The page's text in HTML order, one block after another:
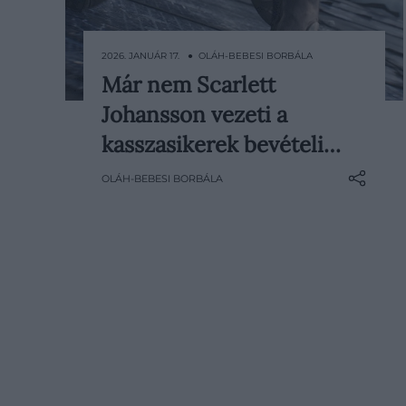
Hollywood egyik legfontosabb
rekordja megdőlt: Scarlett
Johansson már nem a világ
filmsztárja. A globális rangsor élére
2026. JANUÁR 17. ● OLÁH-BEBESI BORBÁLA
Már nem Scarlett
Johansson vezeti a
kasszasikerek bevételi…
OLÁH-BEBESI BORBÁLA